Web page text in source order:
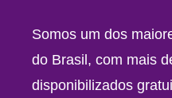
Somos um dos
do Brasil, com mais
disponibilizados